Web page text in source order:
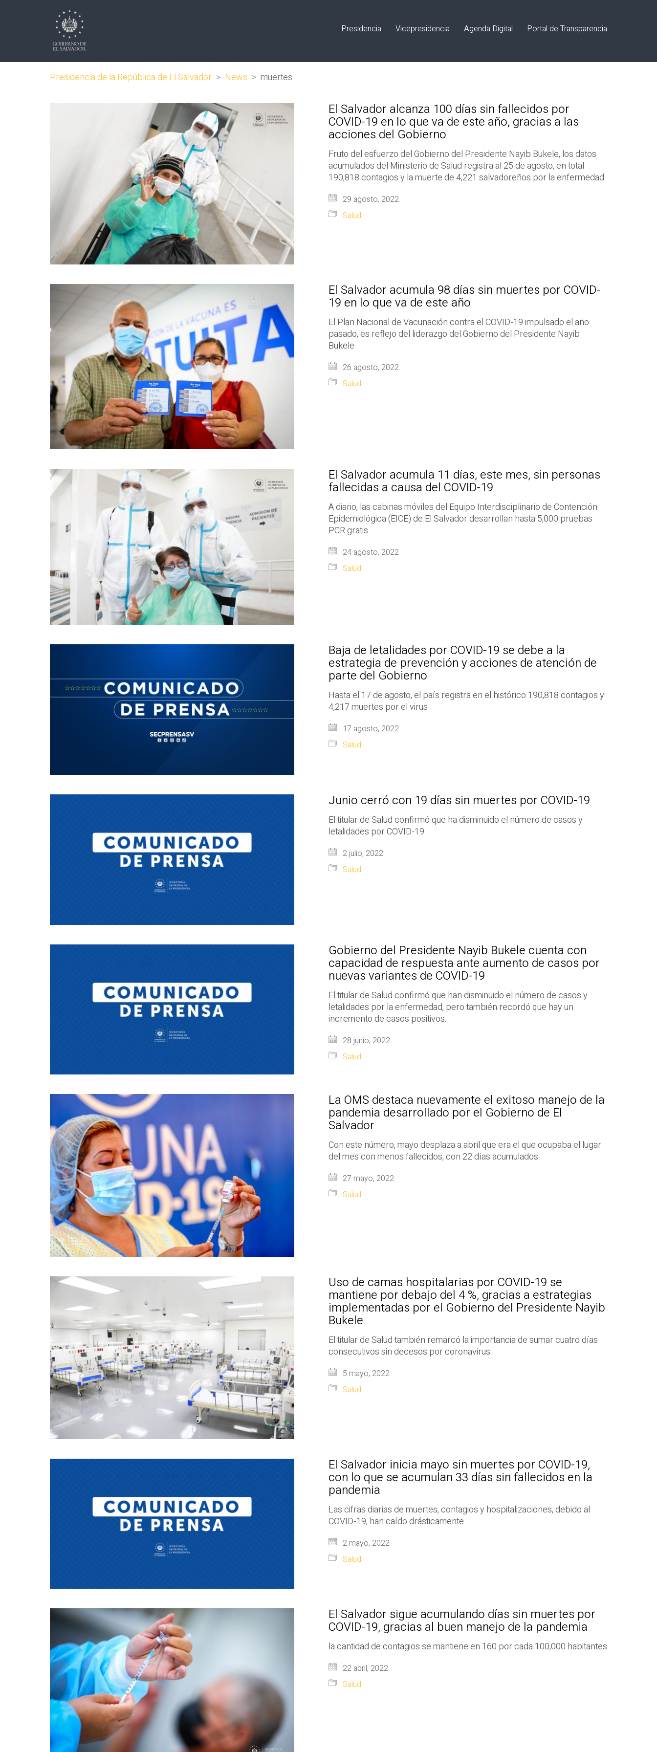
Presidencia Vicepresidencia Agenda Digital Portal de Transparencia
Presidencia de la República de El Salvador > News > muertes
El Salvador alcanza 100 días sin fallecidos por
COVID-19 en lo que va de este año, gracias a las
acciones del Gobierno
Fruto del esfuerzo del Gobierno del Presidente Nayib Bukele, los datos
acumulados del Ministerio de Salud registra al 25 de agosto, en total
190,818 contagios y la muerte de 4,221 salvadoreños por la enfermedad.
29 agosto, 2022
Salud
El Salvador acumula 98 días sin muertes por COVID-
19 en lo que va de este año
El Plan Nacional de Vacunación contra el COVID-19 impulsado el año
pasado, es reflejo del liderazgo del Gobierno del Presidente Nayib
Bukele
26 agosto, 2022
Salud
El Salvador acumula 11 días, este mes, sin personas
fallecidas a causa del COVID-19
A diario, las cabinas móviles del Equipo Interdisciplinario de Contención
Epidemiológica (EICE) de El Salvador desarrollan hasta 5,000 pruebas
PCR gratis
24 agosto, 2022
Salud
Baja de letalidades por COVID-19 se debe a la
estrategia de prevención y acciones de atención de
parte del Gobierno
Hasta el 17 de agosto, el país registra en el histórico 190,818 contagios y
4,217 muertes por el virus
17 agosto, 2022
Salud
Junio cerró con 19 días sin muertes por COVID-19
El titular de Salud confirmó que ha disminuido el número de casos y
letalidades por COVID-19
2 julio, 2022
Salud
Gobierno del Presidente Nayib Bukele cuenta con
capacidad de respuesta ante aumento de casos por
nuevas variantes de COVID-19
El titular de Salud confirmó que han disminuido el número de casos y
letalidades por la enfermedad, pero también recordó que hay un
incremento de casos positivos.
28 junio, 2022
Salud
La OMS destaca nuevamente el exitoso manejo de la
pandemia desarrollado por el Gobierno de El
Salvador
Con este número, mayo desplaza a abril que era el que ocupaba el lugar
del mes con menos fallecidos, con 22 días acumulados.
27 mayo, 2022
Salud
Uso de camas hospitalarias por COVID-19 se
mantiene por debajo del 4 %, gracias a estrategias
implementadas por el Gobierno del Presidente Nayib
Bukele
El titular de Salud también remarcó la importancia de sumar cuatro días
consecutivos sin decesos por coronavirus
5 mayo, 2022
Salud
El Salvador inicia mayo sin muertes por COVID-19,
con lo que se acumulan 33 días sin fallecidos en la
pandemia
Las cifras diarias de muertes, contagios y hospitalizaciones, debido al
COVID-19, han caído drásticamente
2 mayo, 2022
Salud
El Salvador sigue acumulando días sin muertes por
COVID-19, gracias al buen manejo de la pandemia
la cantidad de contagios se mantiene en 160 por cada 100,000 habitantes
22 abril, 2022
Salud